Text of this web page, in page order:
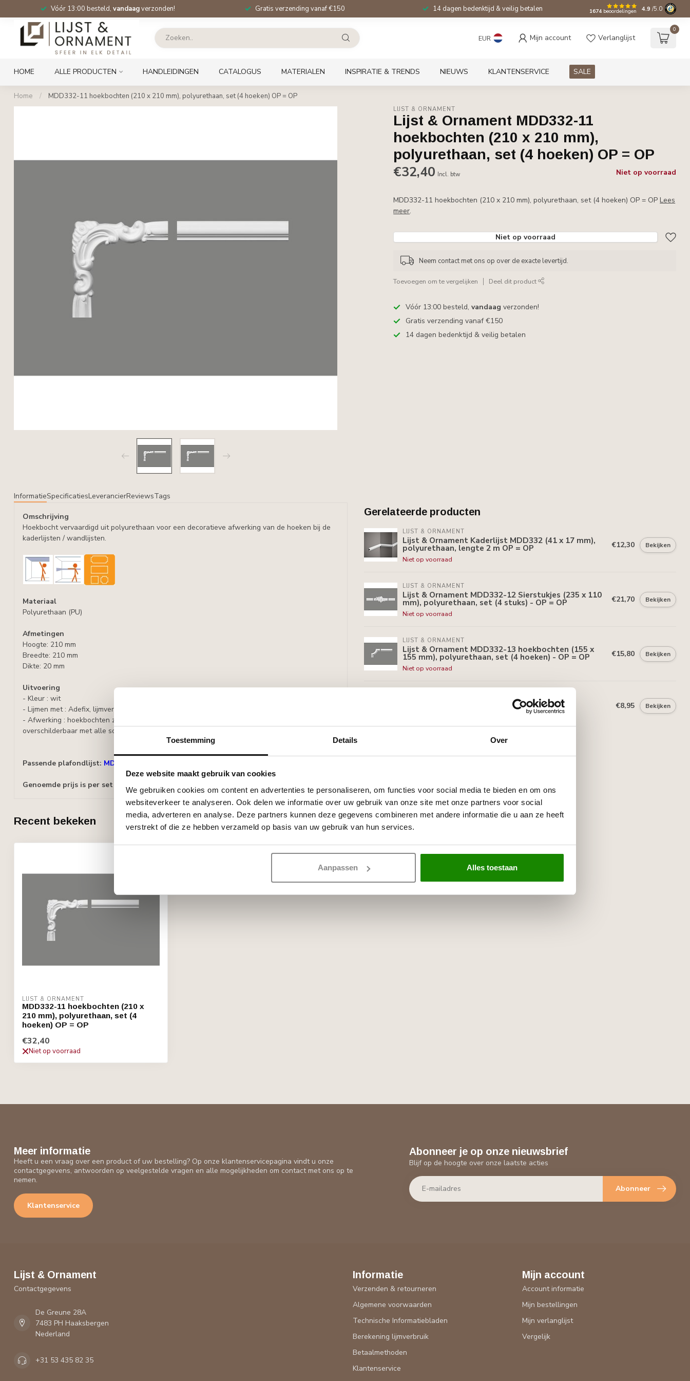
Toestemming Details Over
Deze website maakt gebruik van cookies
We gebruiken cookies om content en advertenties te personaliseren, om functies voor social media te bieden en om ons
websiteverkeer te analyseren. Ook delen we informatie over uw gebruik van onze site met onze partners voor social
media, adverteren en analyse. Deze partners kunnen deze gegevens combineren met andere informatie die u aan ze heeft
verstrekt of die ze hebben verzameld op basis van uw gebruik van hun services.
Aanpassen Alles toestaan
Vóór 13:00 besteld, vandaagverzonden! Gratis verzending vanaf €150 14 dagen bedenktijd & veilig betalen 1674beoordelingen 4.9 /5.0
EUR Mijn account Verlanglijst
0
HOME ALLE PRODUCTEN HANDLEIDINGEN CATALOGUS MATERIALEN INSPIRATIE & TRENDS NIEUWS KLANTENSERVICE SALE
Home / MDD332-11 hoekbochten (210 x 210 mm), polyurethaan, set (4 hoeken) OP = OP
LIJST & ORNAMENT
Lijst & Ornament MDD332-11
hoekbochten (210 x 210 mm),
polyurethaan, set (4 hoeken) OP = OP
€32,40 Incl. btw Niet op voorraad
MDD332-11 hoekbochten (210 x 210 mm), polyurethaan, set (4 hoeken) OP = OPLees
meer.
Niet op voorraad
Neem contact met ons op over de exacte levertijd.
Toevoegen om te vergelijken Deel dit product
Vóór 13:00 besteld,vandaag verzonden!
Gratis verzending vanaf €150
14 dagen bedenktijd & veilig betalen
InformatieSpecificatiesLeverancierReviewsTags
Omschrijving
Hoekbocht vervaardigd uit polyurethaan voor een decoratieve afwerking van de hoeken bij de
kaderlijsten / wandlijsten.
Materiaal
Polyurethaan (PU)
Afmetingen
Hoogte: 210 mm
Breedte: 210 mm
Dikte: 20 mm
Uitvoering
- Kleur : wit
- Lijmen met : Adefix, lijmverbruik: 25 ml/stuk.
- Afwerking : hoekbochten zijn voorbehandeld met een watergedragen witte primer,
overschilderbaar met alle soorten verf met uitzondering van silicaathoudende verven.
Passende plafondlijst: MDD332 (41 x 17 mm), lengte 2 m
Genoemde prijs is per set (= 4 hoeken)
Gerelateerde producten
LIJST & ORNAMENT
Lijst & Ornament Kaderlijst MDD332 (41 x 17 mm),
polyurethaan, lengte 2 m OP = OP
Niet op voorraad
€12,30 Bekijken
LIJST & ORNAMENT
Lijst & Ornament MDD332-12 Sierstukjes (235 x 110
mm), polyurethaan, set (4 stuks) - OP = OP
Niet op voorraad
€21,70 Bekijken
LIJST & ORNAMENT
Lijst & Ornament MDD332-13 hoekbochten (155 x
155 mm), polyurethaan, set (4 hoeken) - OP = OP
Niet op voorraad
€15,80 Bekijken
€8,95 Bekijken
Recent bekeken
LIJST & ORNAMENT
MDD332-11 hoekbochten (210 x
210 mm), polyurethaan, set (4
hoeken) OP = OP
€32,40
Niet op voorraad
Meer informatie
Heeft u een vraag over een product of uw bestelling? Op onze klantenservicepagina vindt u onze
contactgegevens, antwoorden op veelgestelde vragen en alle mogelijkheden om contact met ons op te
nemen.
Klantenservice
Abonneer je op onze nieuwsbrief
Blijf op de hoogte over onze laatste acties
Abonneer
Lijst & Ornament
Contactgegevens
De Greune 28A
7483 PH Haaksbergen
Nederland
+31 53 435 82 35
Informatie
Verzenden & retourneren
Algemene voorwaarden
Technische Informatiebladen
Berekening lijmverbruik
Betaalmethoden
Klantenservice
Mijn account
Account informatie
Mijn bestellingen
Mijn verlanglijst
Vergelijk